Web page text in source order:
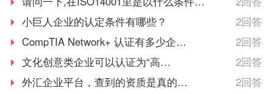
验室；如各种产品质量监
督检验站、环境检测站、
疾病预防控制中心等等。
对化学物品进行判定
小巨人企业的认定条件有哪些？
2回答
CompTIA Network+ 认证有多少企业
认可?
2回答
文化创意类企业可以认证为“高
企”吗？
2回答
外汇企业平台，查到的资质是真的
2回答